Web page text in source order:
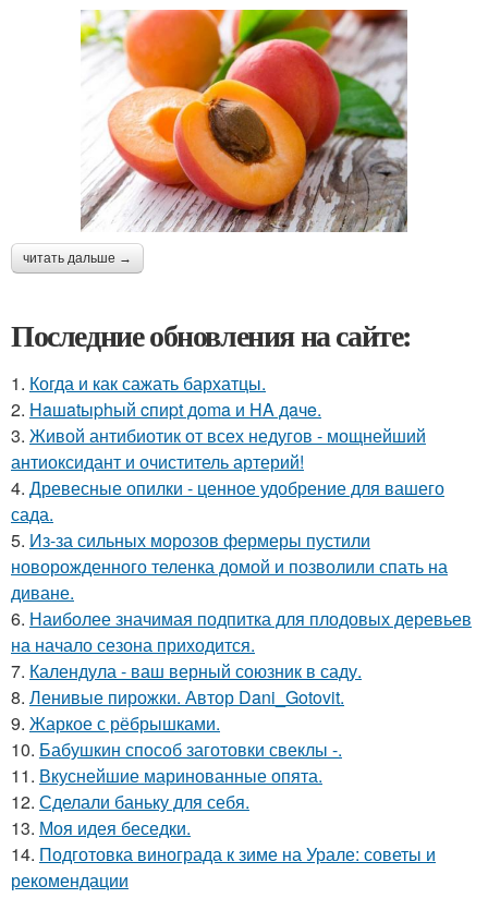
читать дальше →
Последние обновления на сайте:
1. Когда и как сажать бархатцы.
2. Haшatыphый cпиpt дoma и HA дaчe.
3. Живой антибиотик от всех недугов - мощнейший
антиоксидант и очиститель артерий!
4. Древесные опилки - ценное удобрение для вашего
сада.
5. Из-за сильных морозов фермеры пустили
новорожденного теленка домой и позволили спать на
диване.
6. Наиболее значимая подпитка для плодовых деревьев
на начало сезона приходится.
7. Календула - ваш верный союзник в саду.
8. Ленивые пирожки. Автор Dani_Gotovit.
9. Жаркое с рёбрышками.
10. Бабушкин способ заготовки свеклы -.
11. Вкуснейшие маринованные опята.
12. Сделали баньку для себя.
13. Моя идея беседки.
14. Подготовка винограда к зиме на Урале: советы и
рекомендации